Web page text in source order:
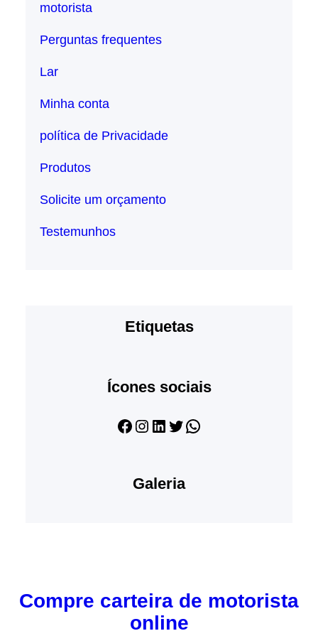
motorista
Perguntas frequentes
Lar
Minha conta
política de Privacidade
Produtos
Solicite um orçamento
Testemunhos
Etiquetas
Ícones sociais
Facebook Instagram LinkedIn Twitter WhatsApp
Galeria
Compre carteira de motorista
online